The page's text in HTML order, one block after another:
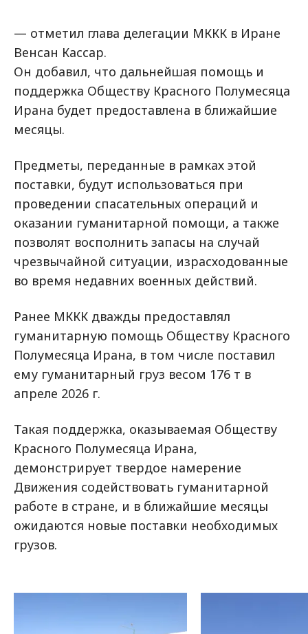
— отметил глава делегации МККК в Иране
Венсан Кассар.
Он добавил, что дальнейшая помощь и
поддержка Обществу Красного Полумесяца
Ирана будет предоставлена в ближайшие
месяцы.
Предметы, переданные в рамках этой
поставки, будут использоваться при
проведении спасательных операций и
оказании гуманитарной помощи, а также
позволят восполнить запасы на случай
чрезвычайной ситуации, израсходованные
во время недавних военных действий.
Ранее МККК дважды предоставлял
гуманитарную помощь Обществу Красного
Полумесяца Ирана, в том числе поставил
ему гуманитарный груз весом 176 т в
апреле 2026 г.
Такая поддержка, оказываемая Обществу
Красного Полумесяца Ирана,
демонстрирует твердое намерение
Движения содействовать гуманитарной
работе в стране, и в ближайшие месяцы
ожидаются новые поставки необходимых
грузов.